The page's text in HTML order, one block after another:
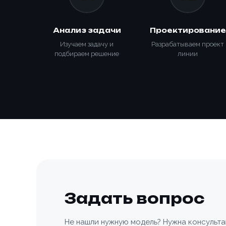
Анализ задачи
Изучаем задачу и
подбираем решение
Проектирование
Разрабатываем проект
линии
Задать вопрос
Не нашли нужную модель? Нужна
Номер